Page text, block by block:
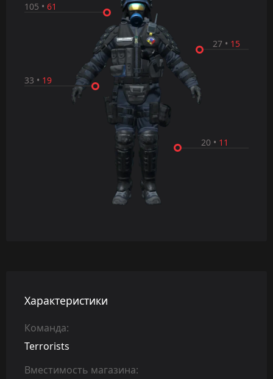
20 • 11
33 • 19
27• 15
105 • 61
Характеристики
Команда:
Terrorists
Вместимость магазина: